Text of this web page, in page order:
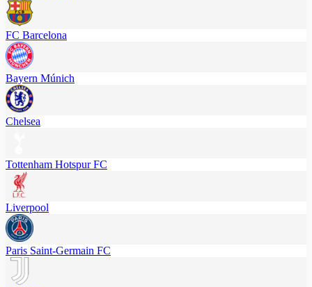
FC Barcelona
Bayern Múnich
Chelsea
Tottenham Hotspur FC
Liverpool
Paris Saint-Germain FC